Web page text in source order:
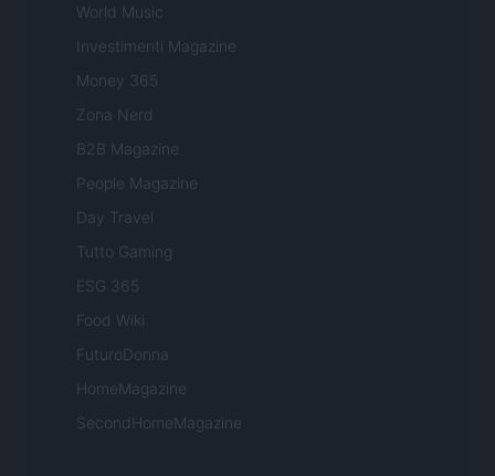
World Music
Investimenti Magazine
Money 365
Zona Nerd
B2B Magazine
People Magazine
Day Travel
Tutto Gaming
ESG 365
Food Wiki
FuturoDonna
HomeMagazine
SecondHomeMagazine